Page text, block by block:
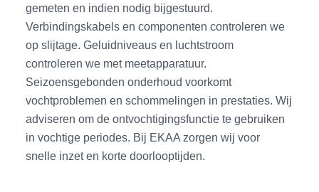
gemeten en indien nodig bijgestuurd.
Verbindingskabels en componenten controleren we
op slijtage. Geluidniveaus en luchtstroom
controleren we met meetapparatuur.
Seizoensgebonden onderhoud voorkomt
vochtproblemen en schommelingen in prestaties. Wij
adviseren om de ontvochtigingsfunctie te gebruiken
in vochtige periodes. Bij EKAA zorgen wij voor
snelle inzet en korte doorlooptijden.